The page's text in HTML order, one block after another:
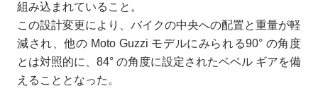
組み込まれていること。
この設計変更により、バイクの中央への配置と重量が軽
減され、他の Moto Guzzi モデルにみられる90° の角度
とは対照的に、84° の角度に設定されたベベル ギアを備
えることとなった。